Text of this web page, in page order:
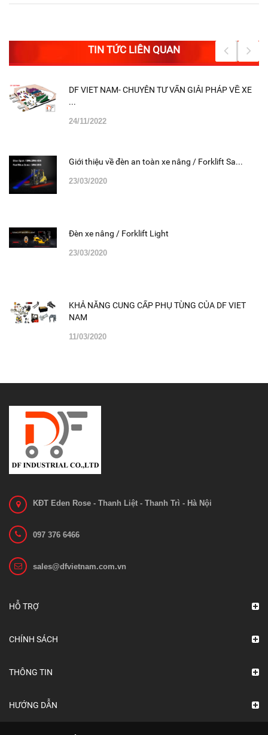
TIN TỨC LIÊN QUAN
DF VIET NAM- CHUYÊN TƯ VẤN GIẢI PHÁP VỀ XE
...
24/11/2022
Giới thiệu về đèn an toàn xe nâng / Forklift Sa...
23/03/2020
Đèn xe nâng / Forklift Light
23/03/2020
KHẢ NĂNG CUNG CẤP PHỤ TÙNG CỦA DF VIET
NAM
11/03/2020
KĐT Eden Rose - Thanh Liệt - Thanh Trì - Hà Nội
097 376 6466
sales@dfvietnam.com.vn
HỖ TRỢ
CHÍNH SÁCH
THÔNG TIN
HƯỚNG DẪN